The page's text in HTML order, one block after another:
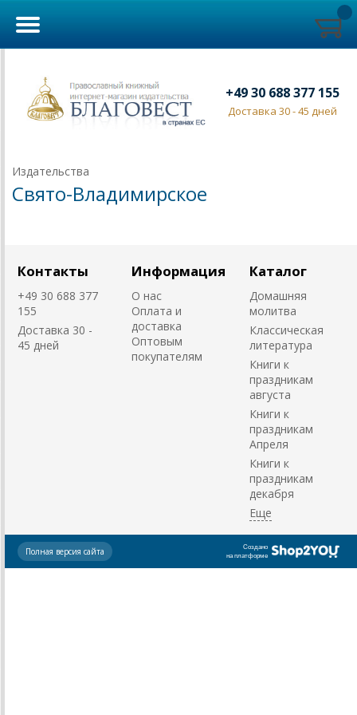
+49 30 688 377 155
Доставка 30 - 45 дней
Издательства
Свято-Владимирское
Контакты
+49 30 688 377
155
Доставка 30 -
45 дней
Информация
О нас
Оплата и
доставка
Оптовым
покупателям
Каталог
Домашняя
молитва
Классическая
литература
Книги к
праздникам
августа
Книги к
праздникам
Апреля
Книги к
праздникам
декабря
Создано
на платформе
Полная версия сайта